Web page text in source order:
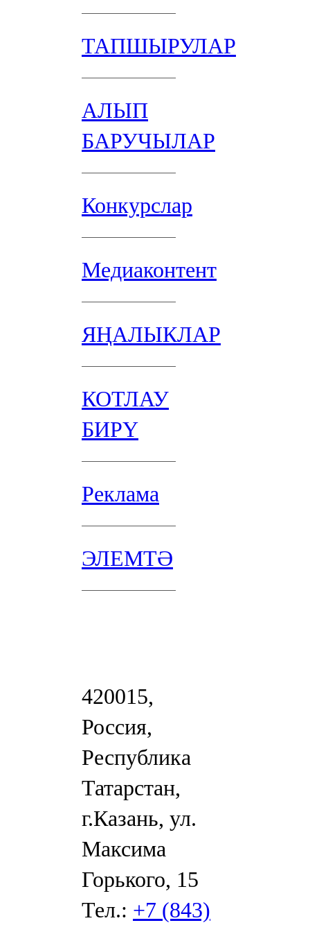
ТАПШЫРУЛАР
АЛЫП
БАРУЧЫЛАР
Конкурслар
Медиаконтент
ЯҢАЛЫКЛАР
КОТЛАУ
БИРҮ
Реклама
ЭЛЕМТӘ
420015,
Россия,
Республика
Татарстан,
г.Казань, ул.
Максима
Горького, 15
Тел.: +7 (843)